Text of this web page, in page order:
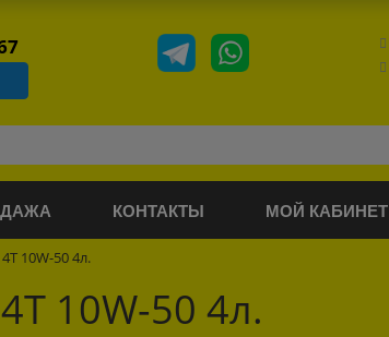
КОНТАКТЫ МОЙ КАБИНЕТ
10W-50 4л.
10W-50 4л.